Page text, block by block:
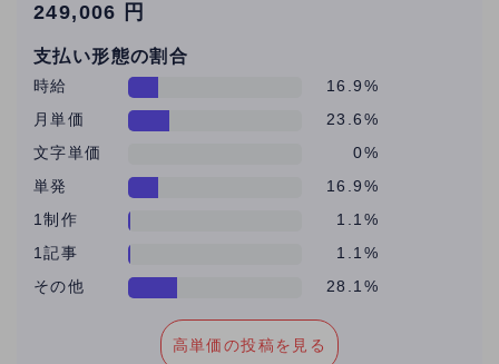
249,006 円
支払い形態の割合
時給
16.9%
月単価
23.6%
文字単価
0%
単発
16.9%
1制作
1.1%
1記事
1.1%
その他
28.1%
高単価の投稿を見る